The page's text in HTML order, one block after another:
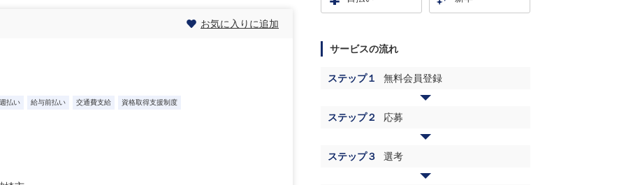
お気に入りに追加
週払い 給与前払い 交通費支給 資格取得支援制度
サービスの流れ
ステップ１ 無料会員登録
ステップ２ 応募
ステップ３ 選考